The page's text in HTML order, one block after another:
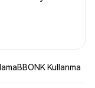
BBONK Kullanma